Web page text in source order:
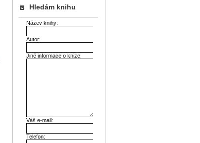
Hledám knihu
Název knihy:
Autor:
Jiné informace o knize:
Váš e-mail:
Telefon: